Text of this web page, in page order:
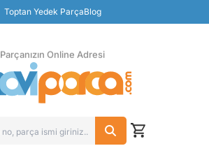
Toptan Yedek ParçaBlog
Ücretsiz İade
Parçanızın Online Adresi